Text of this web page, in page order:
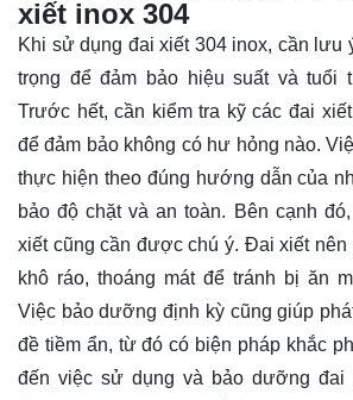
xiết inox 304
Khi sử dụng đai xiết 304 inox, cần lưu
trọng để đảm bảo hiệu suất và tuổi
Trước hết, cần kiểm tra kỹ các đai
để đảm bảo không có hư hỏng nào.
thực hiện theo đúng hướng dẫn của
bảo độ chặt và an toàn. Bên cạnh
xiết cũng cần được chú ý. Đai xiết
khô ráo, thoáng mát để tránh bị ăn
Việc bảo dưỡng định kỳ cũng giúp
đề tiềm ẩn, từ đó có biện pháp khắc
đến việc sử dụng và bảo dưỡng đai